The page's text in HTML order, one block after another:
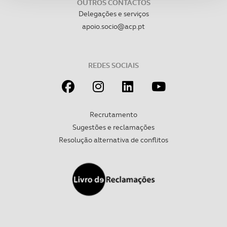
Adicionalmente partilhamos informação, relativa à sua
dados pessoais serão realizadas apenas com o seu
consentimento e quando tal se afigure estritamente
Realçamos que o bloqueio de certo tipo de Cookies e
tecnologias similares pode ter impacto na sua
Consulte a política de cookies do site.
OUTROS CONTACTOS
Delegações e serviços
apoio.socio@acp.pt
REDES SOCIAIS
Recrutamento
Sugestões e reclamações
Resolução alternativa de conflitos